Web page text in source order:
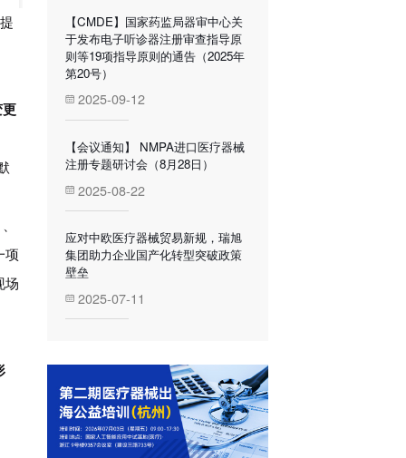
更
项
场
【CMDE】国家药监局器审中心关
于发布电子听诊器注册审查指导原
则等19项指导原则的通告（2025年
第20号）
2025-09-12
【会议通知】 NMPA进口医疗器械
注册专题研讨会（8月28日）
2025-08-22
应对中欧医疗器械贸易新规，瑞旭
集团助力企业国产化转型突破政策
壁垒
2025-07-11